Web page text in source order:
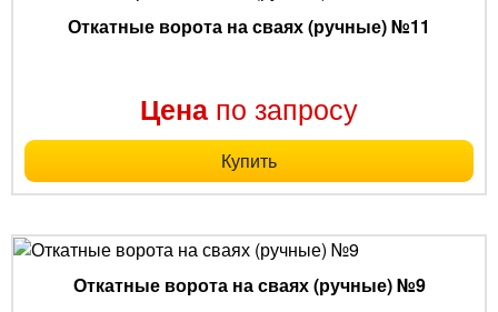
Откатные ворота на сваях (ручные) №11
Цена по запросу
Купить
Откатные ворота на сваях (ручные) №9